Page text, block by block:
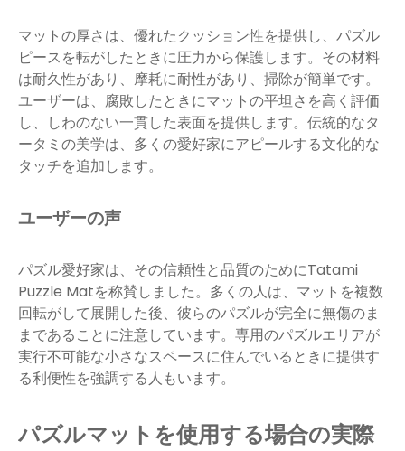
マットの厚さは、優れたクッション性を提供し、パズル
ピースを転がしたときに圧力から保護します。その材料
は耐久性があり、摩耗に耐性があり、掃除が簡単です。
ユーザーは、腐敗したときにマットの平坦さを高く評価
し、しわのない一貫した表面を提供します。伝統的なタ
ータミの美学は、多くの愛好家にアピールする文化的な
タッチを追加します。
ユーザーの声
パズル愛好家は、その信頼性と品質のためにTatami
Puzzle Matを称賛しました。多くの人は、マットを複数
回転がして展開した後、彼らのパズルが完全に無傷のま
まであることに注意しています。専用のパズルエリアが
実行不可能な小さなスペースに住んでいるときに提供す
る利便性を強調する人もいます。
パズルマットを使用する場合の実際